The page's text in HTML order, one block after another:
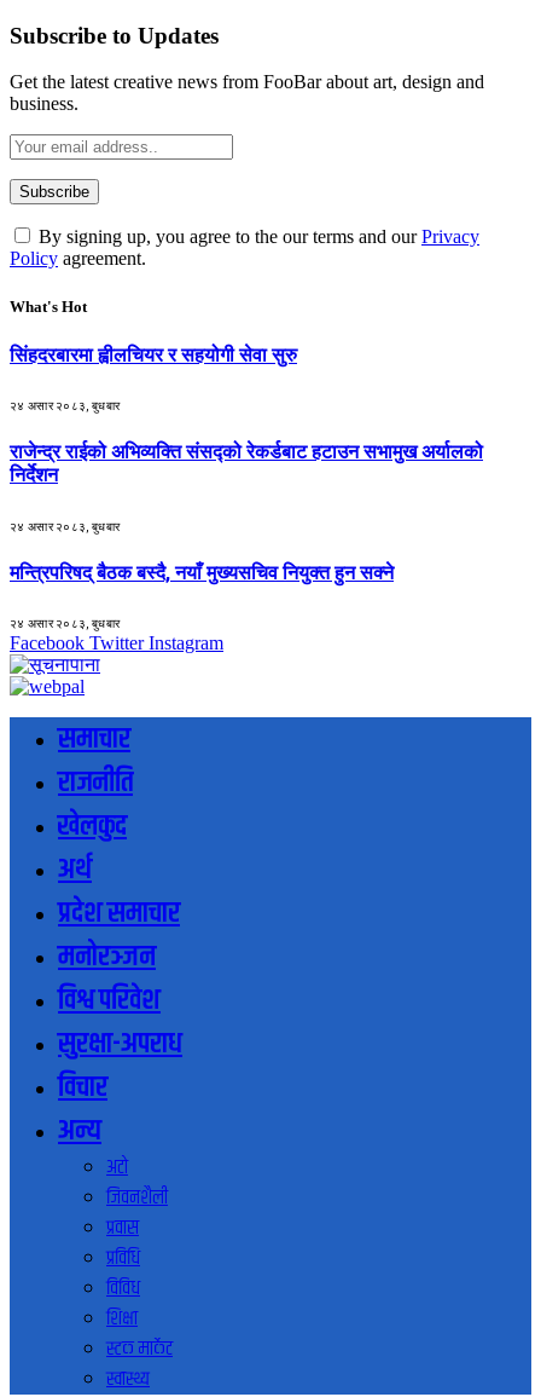
Subscribe to Updates
Get the latest creative news from FooBar about art, design and
business.
By signing up, you agree to the our terms and ourPrivacy
Policy agreement.
What's Hot
सिंहदरबारमा ह्वीलचियर र सहयोगी सेवा सुरु
२४ असार २०८३, बुधबार
राजेन्द्र राईको अभिव्यक्ति संसद्को रेकर्डबाट हटाउन सभामुख अर्यालको
निर्देशन
२४ असार २०८३, बुधबार
मन्त्रिपरिषद् बैठक बस्दै, नयाँ मुख्यसचिव नियुक्त हुन सक्ने
२४ असार २०८३, बुधबार
Facebook Twitter Instagram
समाचार
राजनीति
खेलकुद
अर्थ
प्रदेश समाचार
मनोरञ्जन
विश्व परिवेश
सुरक्षा-अपराध
विचार
अन्य
अटो
जिवनशैली
प्रवास
प्रविधि
विविध
शिक्षा
स्टक मार्केट
स्वास्थ्य